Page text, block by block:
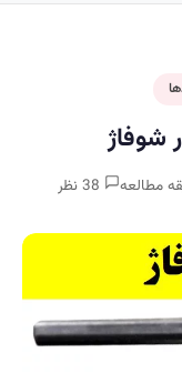
شوفاژ